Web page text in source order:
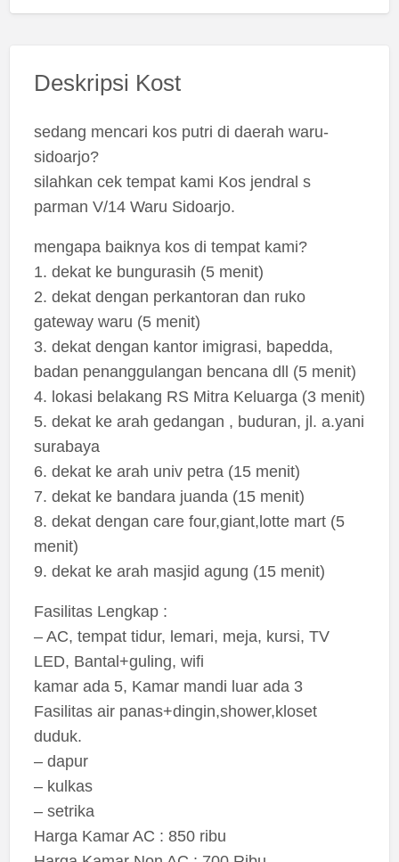
Deskripsi Kost
sedang mencari kos putri di daerah waru-
sidoarjo?
silahkan cek tempat kami Kos jendral s
parman V/14 Waru Sidoarjo.
mengapa baiknya kos di tempat kami?
1. dekat ke bungurasih (5 menit)
2. dekat dengan perkantoran dan ruko
gateway waru (5 menit)
3. dekat dengan kantor imigrasi, bapedda,
badan penanggulangan bencana dll (5 menit)
4. lokasi belakang RS Mitra Keluarga (3 menit)
5. dekat ke arah gedangan , buduran, jl. a.yani
surabaya
6. dekat ke arah univ petra (15 menit)
7. dekat ke bandara juanda (15 menit)
8. dekat dengan care four,giant,lotte mart (5
menit)
9. dekat ke arah masjid agung (15 menit)
Fasilitas Lengkap :
– AC, tempat tidur, lemari, meja, kursi, TV
LED, Bantal+guling, wifi
kamar ada 5, Kamar mandi luar ada 3
Fasilitas air panas+dingin,shower,kloset
duduk.
– dapur
– kulkas
– setrika
Harga Kamar AC : 850 ribu